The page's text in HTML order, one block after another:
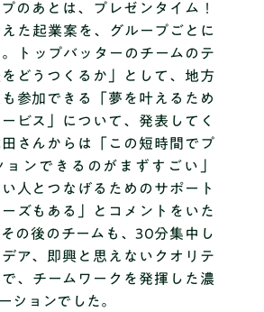
のあとは、プレゼンタイム！
た起業案を、グループごとに
トップバッターのチームのテ
どうつくるか」として、地方
参加できる「夢を叶えるため
ビス」について、発表してく
さんからは「この短時間でプ
ョンできるのがまずすごい」
い人とつなげるためのサポート
ズもある」とコメントをいた
の後のチームも、30分集中し
ア、即興と思えないクオリテ
、チームワークを発揮した濃
ションでした。